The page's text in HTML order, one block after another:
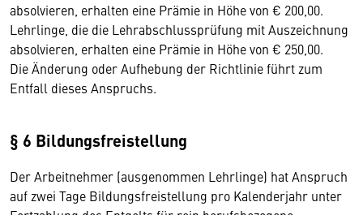
absolvieren, erhalten eine Prämie in Höhe von € 200,00.
Lehrlinge, die die Lehrabschlussprüfung mit Auszeichnung
absolvieren, erhalten eine Prämie in Höhe von € 250,00.
Die Änderung oder Aufhebung der Richtlinie führt zum
Entfall dieses Anspruchs.
§ 6 Bildungsfreistellung
Der Arbeitnehmer (ausgenommen Lehrlinge) hat Anspruch
auf zwei Tage Bildungsfreistellung pro Kalenderjahr unter